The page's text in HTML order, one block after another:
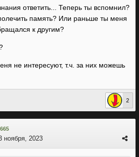
ответить... Теперь ты вспомнил?
память? Или раньше ты меня
к другим?
не интересуют, т.ч. за них можешь
2
ноября, 2023